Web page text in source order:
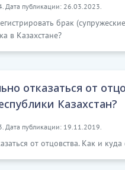
Дата публикации: 26.03.2023.
брак
в Казахстане?
отказаться от
Казахстан?
Дата публикации: 19.11.2019.
от отцовства. Как и